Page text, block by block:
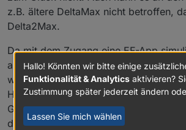
z.B. ältere DeltaMax nicht betroffen,
Delta2Max.
Da mit dem Zugang eine EF-App
aus meiner Sicht der wichtige Schritt
was die EF-App anders macht. Das
Handlungsstrang sein.
Ggf. wird ein "lifeSign" oder
die Geräte dann zum Anlass nehmen
Hallo! Könnten wir bitte einige
Funktionalität & Analytics aktivieren?
Zustimmung später jederzeit ändern
Lassen Sie mich wählen